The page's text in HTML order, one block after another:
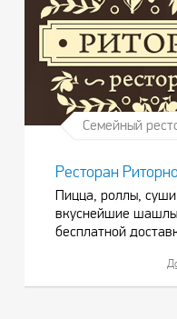
Семейный
Ресторан Риторно
Пицца, роллы,
вкуснейшие
бесплатной